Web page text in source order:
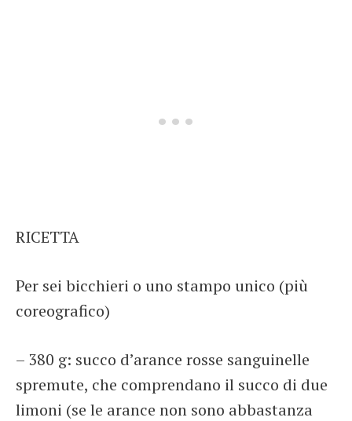
RICETTA
Per sei bicchieri o uno stampo unico (più
coreografico)
– 380 g: succo d’arance rosse sanguinelle
spremute, che comprendano il succo di due
limoni (se le arance non sono abbastanza